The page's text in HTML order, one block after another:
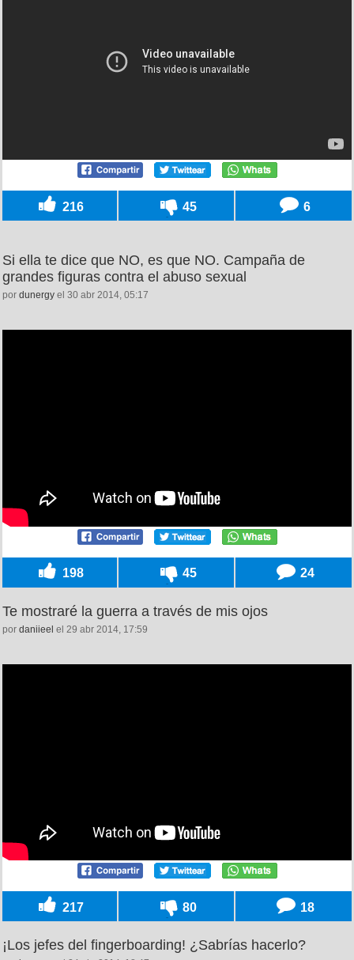
216 45 6
Si ella te dice que NO, es que NO. Campaña de
grandes figuras contra el abuso sexual
por dunergy el 30 abr 2014, 05:17
198 45 24
Te mostraré la guerra a través de mis ojos
por daniieel el 29 abr 2014, 17:59
217 80 18
¡Los jefes del fingerboarding! ¿Sabrías hacerlo?